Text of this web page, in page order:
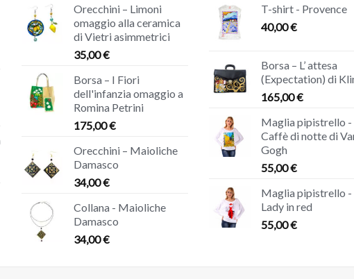
Orecchini – Limoni
omaggio alla ceramica
di Vietri asimmetrici
35,00€
Borsa – I Fiori
dell'infanzia omaggio a
Romina Petrini
175,00€
Orecchini – Maioliche
Damasco
34,00€
Collana - Maioliche
Damasco
34,00€
T-shirt - Provence
40,00€
Borsa – L’ attesa
(Expectation) di
165,00€
Maglia pipistrello -
Caffè di notte di
Gogh
55,00€
Maglia pipistrello -
Lady in red
55,00€